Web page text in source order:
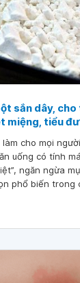
sắn dây,
miệng, tiểu
cho mọi
uống có tính
ngăn ngừa
phổ biến trong